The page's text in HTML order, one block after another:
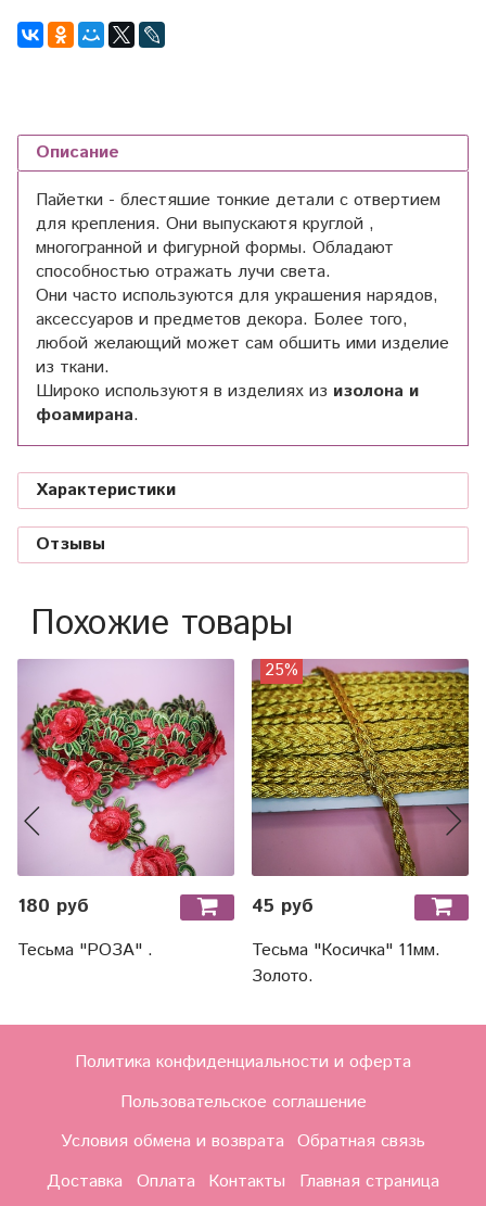
Описание
Пайетки - блестяшие тонкие детали с отвертием
для крепления. Они выпускаютя круглой ,
многогранной и фигурной формы. Обладают
способностью отражать лучи света.
Они часто используются для украшения нарядов,
аксессуаров и предметов декора. Более того,
любой желающий может сам обшить ими изделие
из ткани.
Широко используютя в изделиях из изолона и
фоамирана.
Характеристики
Отзывы
Похожие товары
180 руб
Тесьма "РОЗА" .
25%
45 руб
Тесьма "Косичка" 11мм.
Золото.
Политика конфиденциальности и оферта
Пользовательское соглашение
Условия обмена и возврата Обратная связь
Доставка
Оплата Контакты Главная страница